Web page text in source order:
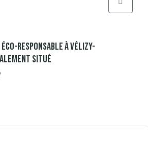
Responsable À Vélizy-
Situé